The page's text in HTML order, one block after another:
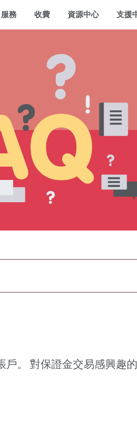
務 收費 資源中心 支援
。 對保證金交易感興趣